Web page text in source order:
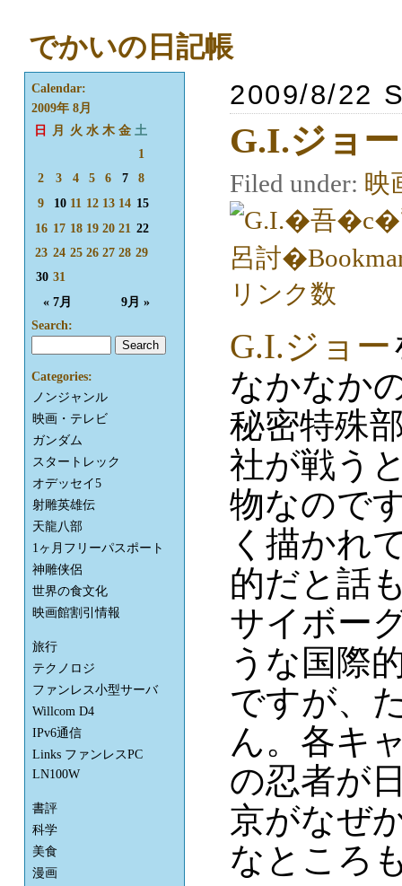
でかいの日記帳
2009/8/22
G.I.ジョー
Filed under: 映
G.I.ジョー
なかなか
秘密特殊
社が戦う
物なので
く描かれ
的だと話
サイボー
うな国際
ですが、
ん。各キ
の忍者が
京がなぜ
なところ
Calendar:
2009年 8月
日
月 火 水 木 金 土
« 7月 9月 »
1
2
3 4 5 6 7
8
9
10 11 12 13 14 15
16 17 18 19 20 21 22
23 24 25 26 27 28 29
30 31
Search:
Categories:
ノンジャンル
映画・テレビ
ガンダム
スタートレック
オデッセイ5
射雕英雄伝
天龍八部
1ヶ月フリーパスポート
神雕侠侶
世界の食文化
映画館割引情報
旅行
テクノロジ
ファンレス小型サーバ
Willcom D4
IPv6通信
Links ファンレスPC
LN100W
書評
科学
美食
漫画